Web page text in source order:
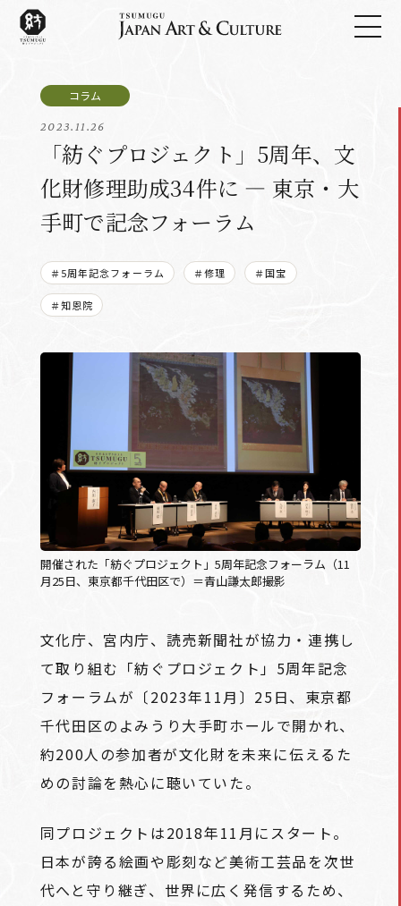
2023.11.26
「紡ぐプロジェクト」5周年、文
化財修理助成34件に ― 東京・大
手町で記念フォーラム
＃5周年記念フォーラム ＃修理 ＃国宝
＃知恩院
開催された「紡ぐプロジェクト」5周年記念フォーラム（11
月25日、東京都千代田区で）＝青山謙太郎撮影
文化庁、宮内庁、読売新聞社が協力・連携し
て取り組む「紡ぐプロジェクト」5周年記念
フォーラムが〔2023年11月〕25日、東京都
千代田区のよみうり大手町ホールで開かれ、
約200人の参加者が文化財を未来に伝えるた
めの討論を熱心に聴いていた。
同プロジェクトは2018年11月にスタート。
日本が誇る絵画や彫刻など美術工芸品を次世
代へと守り継ぎ、世界に広く発信するため、